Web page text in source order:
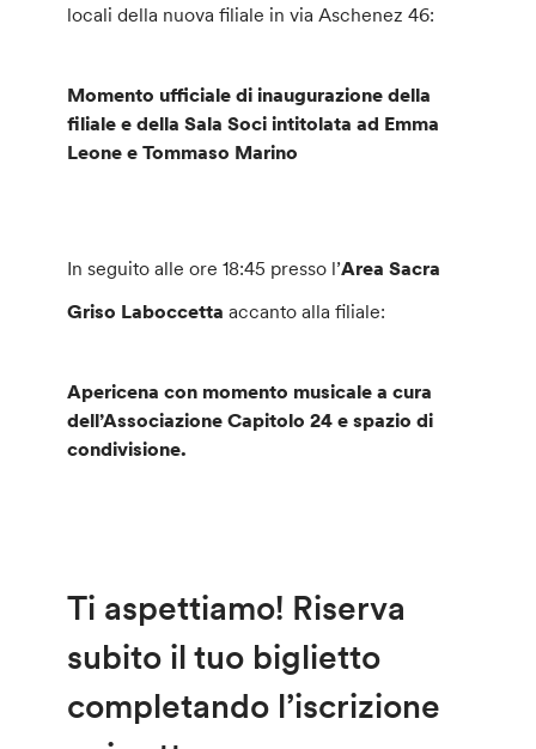
locali della nuova filiale in via Aschenez 46:
Momento ufficiale di inaugurazione della
filiale e della Sala Soci intitolata ad Emma
Leone e Tommaso Marino
In seguito alle ore 18:45 presso l’Area Sacra
Griso Laboccetta accanto alla filiale:
Apericena con momento musicale a cura
dell’Associazione Capitolo 24 e spazio di
condivisione.
Ti aspettiamo! Riserva
subito il tuo biglietto
completando l’iscrizione